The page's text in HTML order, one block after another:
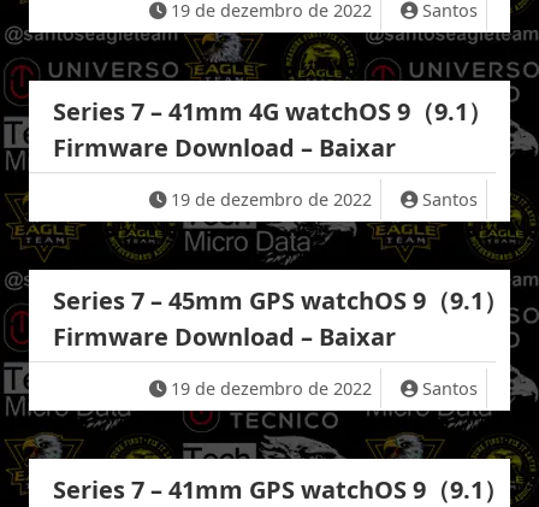
19 de dezembro de 2022 Santos
Series 7 – 41mm 4G watchOS 9（9.1）
Firmware Download – Baixar
19 de dezembro de 2022 Santos
Series 7 – 45mm GPS watchOS 9（9.1）
Firmware Download – Baixar
19 de dezembro de 2022 Santos
Series 7 – 41mm GPS watchOS 9（9.1）